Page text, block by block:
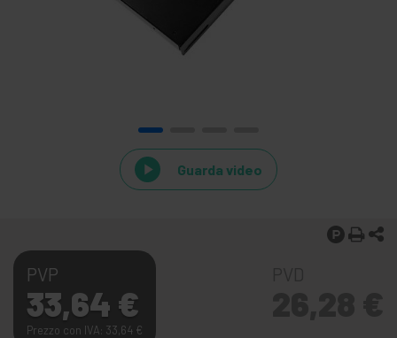
Guarda video
PVP
33,64 €
Prezzo con IVA: 33,64 €